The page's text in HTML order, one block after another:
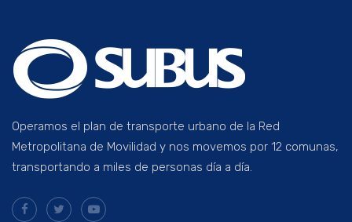
Operamos el plan de transporte urbano de la Red
Metropolitana de Movilidad y nos movemos por 12 comunas,
transportando a miles de personas día a día.